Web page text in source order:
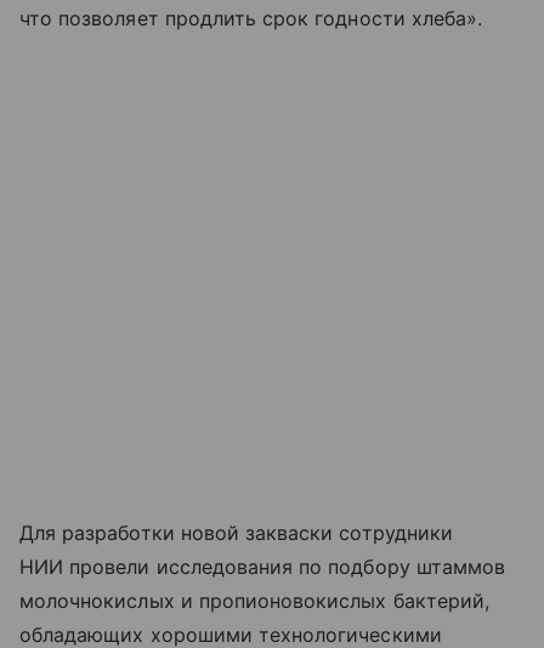
что позволяет продлить срок годности хлеба».
Для разработки новой закваски сотрудники
НИИ провели исследования по подбору штаммов
молочнокислых и пропионовокислых бактерий,
обладающих хорошими технологическими